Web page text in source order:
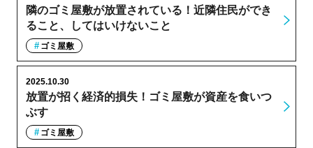
隣のゴミ屋敷が放置されている！近隣住民ができ
ること、してはいけないこと
ゴミ屋敷
放置が招く経済的損失！ゴミ屋敷が資産を食いつ
ぶす
2025.10.30
ゴミ屋敷